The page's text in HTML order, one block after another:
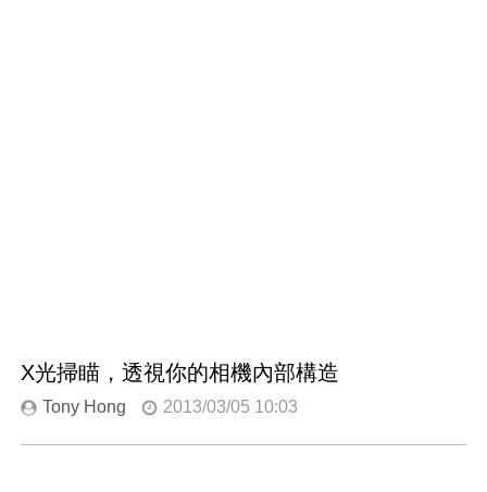
X光掃瞄，透視你的相機內部構造
Tony Hong 2013/03/05 10:03